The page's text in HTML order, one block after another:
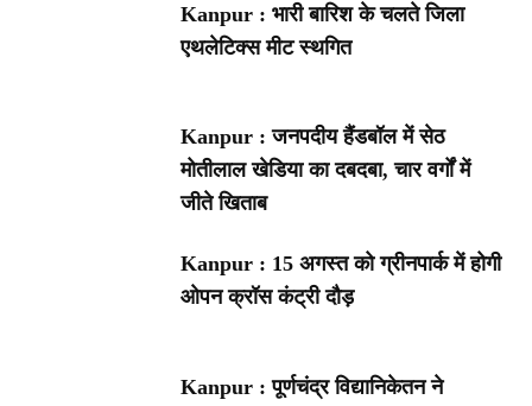
Kanpur : भारी बारिश के चलते जिला
एथलेटिक्स मीट स्थगित
Kanpur : जनपदीय हैंडबॉल में सेठ
मोतीलाल खेडिया का दबदबा, चार वर्गों में
जीते खिताब
Kanpur : 15 अगस्त को ग्रीनपार्क में होगी
ओपन क्रॉस कंट्री दौड़
Kanpur : पूर्णचंद्र विद्यानिकेतन ने